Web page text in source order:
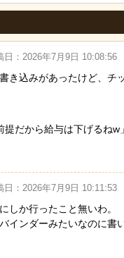
相互RSS
日： 2026年7月9日 10:08:56
き込みがあったけど、チ
だから給与は下げるねw」
日： 2026年7月9日 10:11:53
しか行ったこと無いわ。
インダーみたいなのに書